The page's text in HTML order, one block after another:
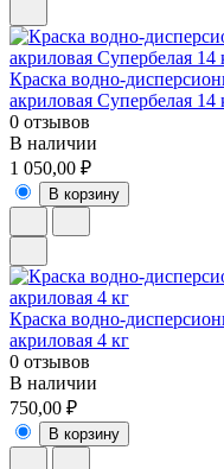
Краска водно-
акриловая Супербелая 14
0 отзывов
В наличии
1 050,00 ₽
В корзину
Краска водно-
акриловая 4 кг
0 отзывов
В наличии
750,00 ₽
В корзину